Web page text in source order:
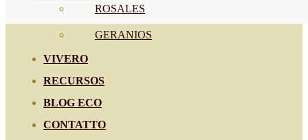
ROSALES
GERANIOS
VIVERO
RECURSOS
BLOG ECO
CONTATTO